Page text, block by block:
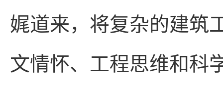
娓道来，将复杂的建筑
文情怀、工程思维和科